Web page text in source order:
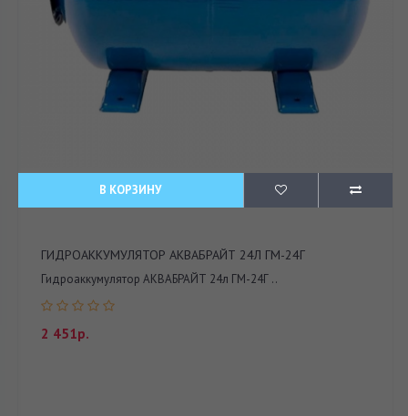
В КОРЗИНУ
ГИДРОАККУМУЛЯТОР АКВАБРАЙТ 24Л ГМ-24Г
Гидроаккумулятор АКВАБРАЙТ 24л ГМ-24Г ..
2 451р.